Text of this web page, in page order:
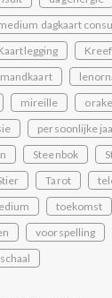
dagkaart
mireille
persoonlijke
Steenbok
Tarot
toekomst
voorspelling